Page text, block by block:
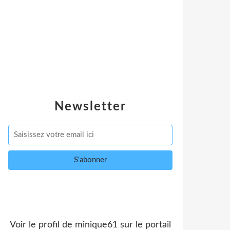
Newsletter
Voir le profil de minique61 sur le portail